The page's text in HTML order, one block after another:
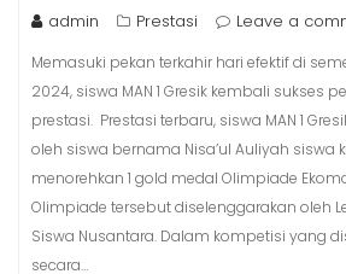
admin Prestasi Leave a
Memasuki pekan terkahir hari efektif di
2024, siswa MAN 1 Gresik kembali sukses
prestasi. Prestasi terbaru, siswa MAN 1
oleh siswa bernama Nisa’ul Auliyah siswa
menorehkan 1 gold medal Olimpiade
Olimpiade tersebut diselenggarakan oleh
Siswa Nusantara. Dalam kompetisi yang
secara…